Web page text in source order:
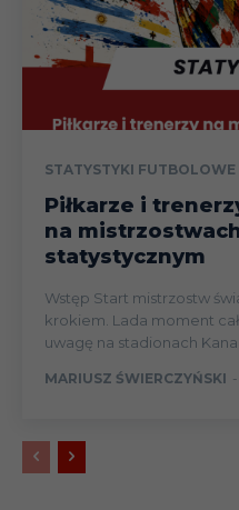
STATYSTYKI FUTBOLOWE
Piłkarze i
na
statystycznym
Wstęp Start mistrzostw świata zbliża się szybkim
krokiem. Lada moment
uwagę na stadionach
MARIUSZ ŚWIERCZYŃSKI -